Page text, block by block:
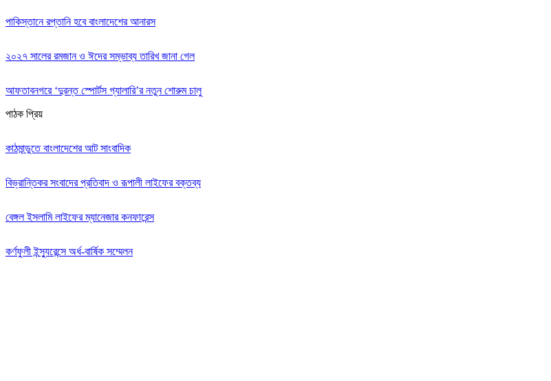
পাকিস্তানে রপ্তানি হবে বাংলাদেশের আনারস
২০২৭ সালের রমজান ও ঈদের সম্ভাব্য তারিখ জানা গেল
আফতাবনগরে ‘দুরন্ত স্পোর্টস গ্যালারি’র নতুন শোরুম চালু
পাঠক প্রিয়
কাঠমান্ডুতে বাংলাদেশের আট সাংবাদিক
বিভ্রান্তিকর সংবাদের প্রতিবাদ ও রূপালী লাইফের বক্তব্য
বেঙ্গল ইসলামি লাইফের ম্যানেজার কনফারেন্স
কর্ণফুলী ইন্স্যুরেন্সে অর্ধ-বার্ষিক সম্মেলন